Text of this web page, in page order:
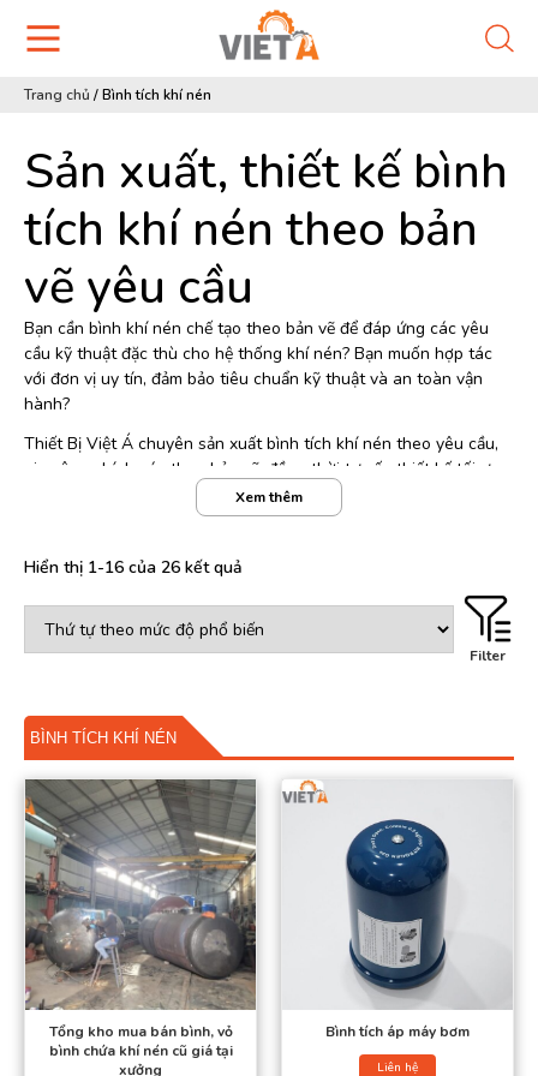
Trang chủ /Bình tích khí nén
Sản xuất, thiết kế bình
tích khí nén theo bản
vẽ yêu cầu
Bạn cần bình khí nén chế tạo theo bản vẽ để đáp ứng các yêu
cầu kỹ thuật đặc thù cho hệ thống khí nén? Bạn muốn hợp tác
với đơn vị uy tín, đảm bảo tiêu chuẩn kỹ thuật và an toàn vận
hành?
Thiết Bị Việt Á chuyên sản xuất bình tích khí nén theo yêu cầu,
gia công chính xác theo bản vẽ, đồng thời tư vấn thiết kế tối ưu.
Chúng tôi cung cấp bình chứa khí vỏ thép, bình inox 304 dung
2m3, 3m3, 10m3,20m³., bình cao áp đến 40 bar, đáp ứng
nhất từ đội ngũ kỹ sư chuyên nghiệp của Việt Á!
Bình khí nén là gì?
Bình khí nén (hay bình tích khí nén, bình chứa khí nén) là thiết bị
Xem thêm
Hiển thị 1-16 của 26 kết quả
Filter
BÌNH TÍCH KHÍ NÉN
Tổng kho mua bán bình, vỏ
bình chứa khí nén cũ giá tại
xưởng
Bình tích áp máy bơm
Liên hệ